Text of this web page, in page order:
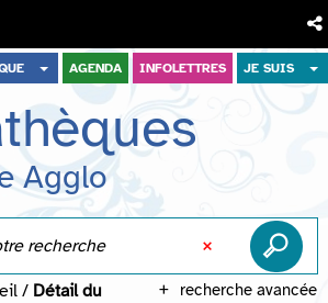
AGENDA INFOLETTRES JE SUIS
thèques
Agglo
recherche avancée
/ Détail du